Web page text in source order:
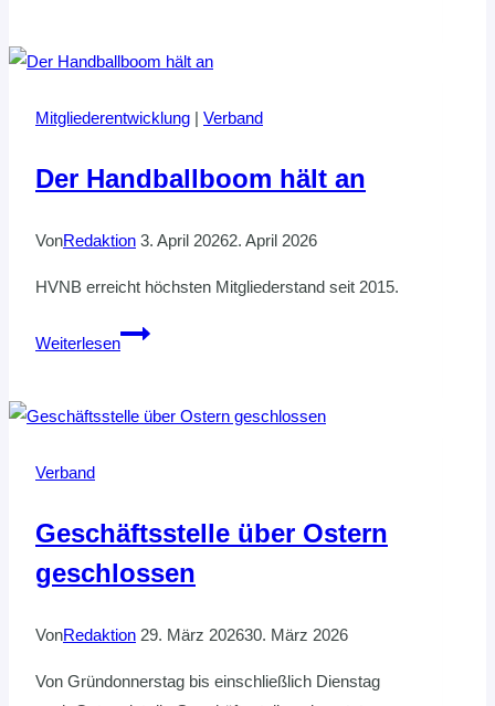
JUGEND
Mitgliederentwicklung | Verband
Der Handballboom hält an
VonRedaktion 3. April 20262. April 2026
HVNB erreicht höchsten Mitgliederstand seit 2015.
Weiterlesen
Der
an
Verband
Geschäftsstelle über Ostern
geschlossen
VonRedaktion 29. März 202630. März 2026
Von Gründonnerstag bis einschließlich Dienstag